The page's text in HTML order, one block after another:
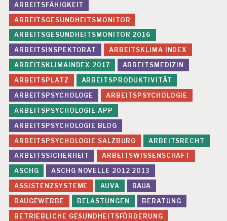
ARBEITSFÄHIGKEIT
ARBEITSGESUNDHEITSMONITOR
ARBEITSGESUNDHEITSMONITOR 2016
ARBEITSINSPEKTORAT
ARBEITSKLIMA INDEX
ARBEITSKLIMAINDEX 2017
ARBEITSMEDIZIN
ARBEITSPLATZ
ARBEITSPRODUKTIVITÄT
ARBEITSPSYCHOLOGE
ARBEITSPSYCHOLOGIE
ARBEITSPSYCHOLOGIE APP
ARBEITSPSYCHOLOGIE BLOG
ARBEITSPSYCHOLOGIE SALZBURG
ARBEITSRECHT
ARBEITSSICHERHEIT
ARBEITSWISSENSCHAFT
ASCHG
ASCHG NOVELLE 2012 2013
ASSISTENZSYSTEME
AUVA
BAUA
BAUGEWERBE
BELASTUNGEN
BERATUNG
BETRIEBLICHE GESUNDHEITSFÖRDERUNG